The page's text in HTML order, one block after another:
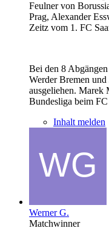
Feulner von
Prag, Alexander
Zeitz vom 1. FC
Bei den 8
Werder Bremen
ausgeliehen. Marek
Bundesliga beim
Inhalt melden
Werner G.
Matchwinner